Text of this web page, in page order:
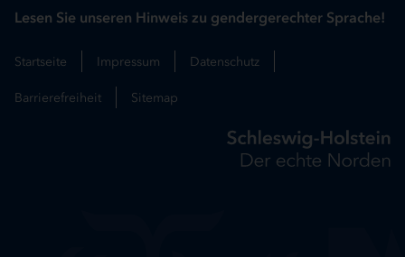
Lesen Sie unseren Hinweis zu gendergerechter Sprache!
Startseite Impressum Datenschutz
Barrierefreiheit Sitemap